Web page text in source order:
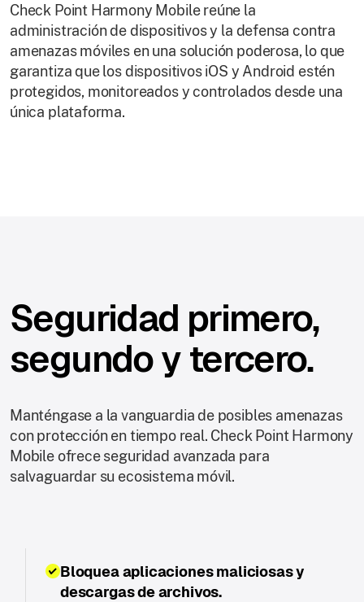
Check Point Harmony Mobile reúne la
administración de dispositivos y la defensa contra
amenazas móviles en una solución poderosa, lo que
garantiza que los dispositivos iOS y Android estén
protegidos, monitoreados y controlados desde una
única plataforma.
Seguridad primero,
segundo y tercero.
Manténgase a la vanguardia de posibles amenazas
con protección en tiempo real. Check Point Harmony
Mobile ofrece seguridad avanzada para
salvaguardar su ecosistema móvil.
Bloquea aplicaciones maliciosas y
descargas de archivos.